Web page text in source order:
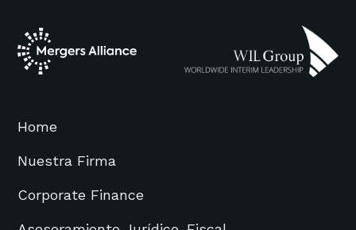
Home
Nuestra Firma
Corporate Finance